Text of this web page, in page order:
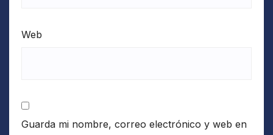
Web
Guarda mi nombre, correo electrónico y web en